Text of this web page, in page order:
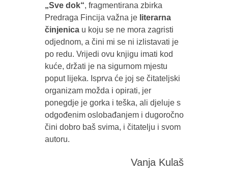
„Sve dok“, fragmentirana zbirka
Predraga Fincija važna je literarna
činjenicau koju se ne mora zagristi
odjednom, a čini mi se ni izlistavati je
po redu. Vrijedi ovu knjigu imati kod
kuće, držati je na sigurnom mjestu
poput lijeka. Isprva će joj se čitateljski
organizam možda i opirati, jer
ponegdje je gorka i teška, ali djeluje s
odgođenim oslobađanjem i dugoročno
čini dobro baš svima, i čitatelju i svom
autoru.
Vanja Kulaš